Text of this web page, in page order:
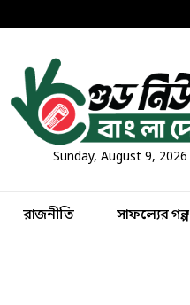
Sunday, August 9, 2026
রাজনীতি সাফল্যের গল্প